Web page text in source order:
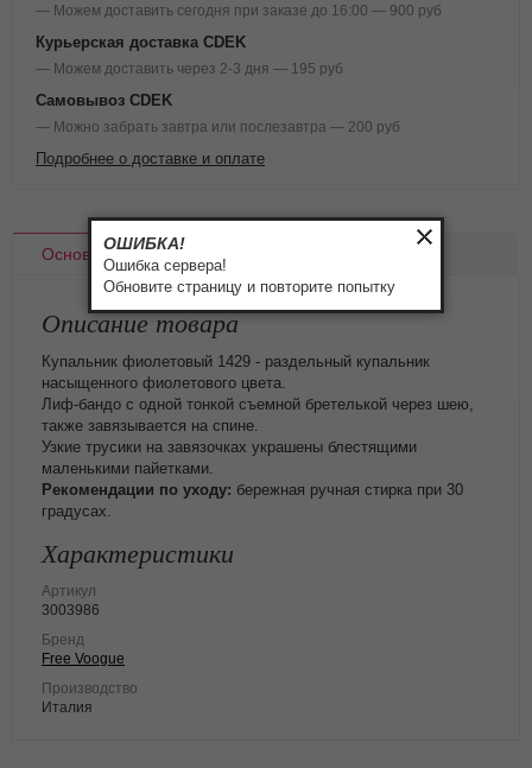
— Можем доставить сегодня при заказе до 16:00 — 900 руб
Курьерская доставка CDEK
— Можем доставить через 2-3 дня — 195 руб
Самовывоз CDEK
— Можно забрать завтра или послезавтра — 200 руб
Подробнее о доставке и оплате
Основное
Описание товара
Купальник фиолетовый 1429 - раздельный купальник
насыщенного фиолетового цвета.
Лиф-бандо с одной тонкой съемной бретелькой через шею,
также завязывается на спине.
Узкие трусики на завязочках украшены блестящими
маленькими пайетками.
Рекомендации по уходу: бережная ручная стирка при 30
градусах.
Характеристики
Артикул
3003986
Бренд
Free Voogue
Производство
Италия
ОШИБКА!
Ошибка сервера!
Обновите страницу и повторите попытку